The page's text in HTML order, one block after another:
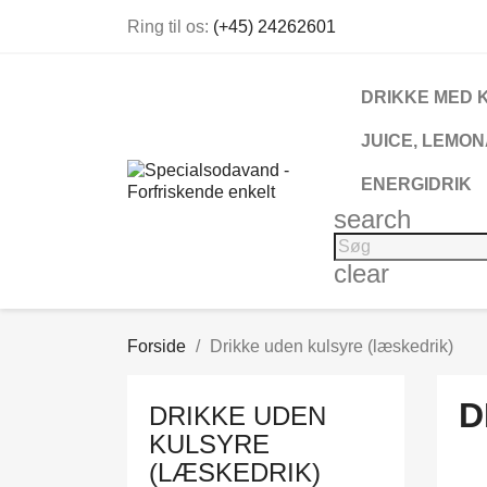
Ring til os: (+45) 24262601
DRIKKE MED
JUICE,
ENERGIDRIK
search
clear
Forside Drikke uden kulsyre (læskedrik)
DRIKKE UDEN
KULSYRE
(LÆSKEDRIK)